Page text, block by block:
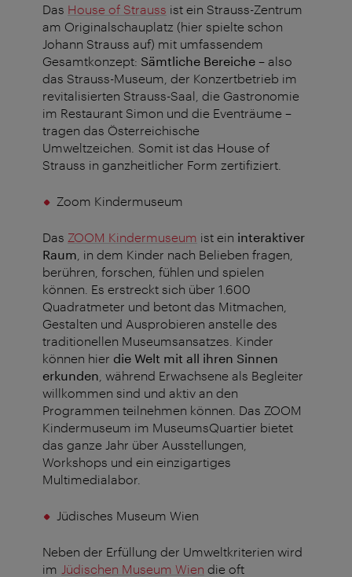
Das House of Strauss ist ein Strauss-Zentrum
am Originalschauplatz (hier spielte schon
Johann Strauss auf) mit umfassendem
Gesamtkonzept: Sämtliche Bereiche – also
das Strauss-Museum, der Konzertbetrieb im
revitalisierten Strauss-Saal, die Gastronomie
im Restaurant Simon und die Eventräume –
tragen das Österreichische
Umweltzeichen. Somit ist das House of
Strauss in ganzheitlicher Form zertifiziert.
Zoom Kindermuseum
Das ZOOM Kindermuseum ist ein interaktiver
Raum , in dem Kinder nach Belieben fragen,
berühren, forschen, fühlen und spielen
können. Es erstreckt sich über 1.600
Quadratmeter und betont das Mitmachen,
Gestalten und Ausprobieren anstelle des
traditionellen Museumsansatzes. Kinder
können hier die Welt mit all ihren Sinnen
erkunden , während Erwachsene als Begleiter
willkommen sind und aktiv an den
Programmen teilnehmen können. Das ZOOM
Kindermuseum im MuseumsQuartier bietet
das ganze Jahr über Ausstellungen,
Workshops und ein einzigartiges
Multimedialabor.
Jüdisches Museum Wien
Neben der Erfüllung der Umweltkriterien wird
im Jüdischen Museum Wien die oft